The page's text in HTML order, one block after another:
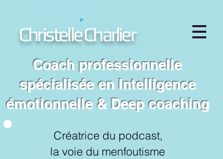
Christelle Charlier
Coach professionnelle
spécialisée en Intelligence
émotionnelle & Deep coaching
Créatrice du podcast,
la voie du menfoutisme